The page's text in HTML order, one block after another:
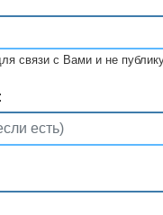
связи с Вами и не